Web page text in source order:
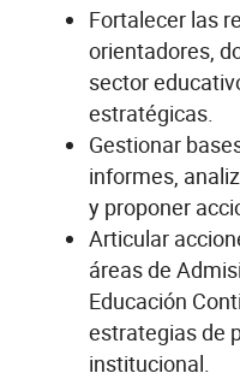
Fortalecer las
orientadores,
sector
estratégicas.
Gestionar
informes,
y proponer
Articular
áreas de
Educación
estrategias de
institucional.